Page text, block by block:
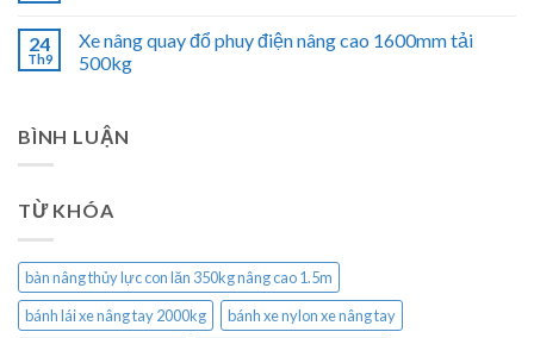
24
Th9
Xe nâng quay đổ phuy điện nâng cao 1600mm tải
500kg
BÌNH LUẬN
TỪ KHÓA
bàn nâng thủy lực con lăn 350kg nâng cao 1.5m
bánh lái xe nâng tay 2000kg
bánh xe nylon xe nâng tay